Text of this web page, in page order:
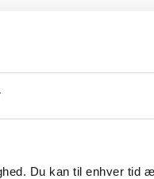
Du kan til enhver tid